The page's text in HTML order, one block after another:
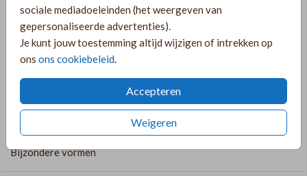
sociale mediadoeleinden (het weergeven van
gepersonaliseerde advertenties).
Je kunt jouw toestemming altijd wijzigen of intrekken op
ons ons cookiebeleid.
Accepteren
Weigeren
OMSCHRIJVING
Ovalen save the date zandkleur met takjes voor bloemetjes.
Met goudfolie. Let op: De kaart wordt geleverd zonder het
takje. Je kunt het takje zoals op de foto bijbestellen via de
volgende link: https://lindesigned.nl/takjes-bestellen
COLLECTIE
Bijzondere vormen